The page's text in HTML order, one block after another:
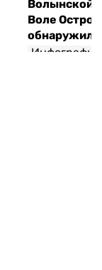
Волынской
Воле
обнаружили